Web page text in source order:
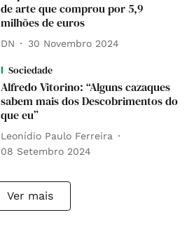
de arte que comprou por 5,9
milhões de euros
DN 30 Novembro 2024
Sociedade
Alfredo Vitorino: “Alguns cazaques
sabem mais dos Descobrimentos do
que eu”
Leonídio Paulo Ferreira
08 Setembro 2024
Ver mais